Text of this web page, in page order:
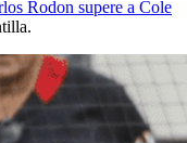
Rodon supere a Cole